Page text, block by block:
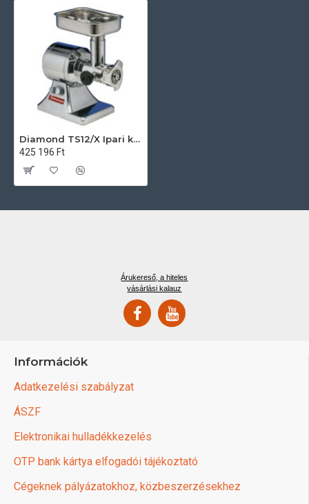
Diamond TS12/X Ipari konyhai előkészítés
425 196 Ft
Árukereső, a hiteles
vásárlási kalauz
Információk
Adatkezelési szabályzat
ÁSZF
Elektronikai hulladékkezelés
OTP bank kártya elfogadói tájékoztató
Cégeknek pályázatokhoz, közbeszerzésekhez